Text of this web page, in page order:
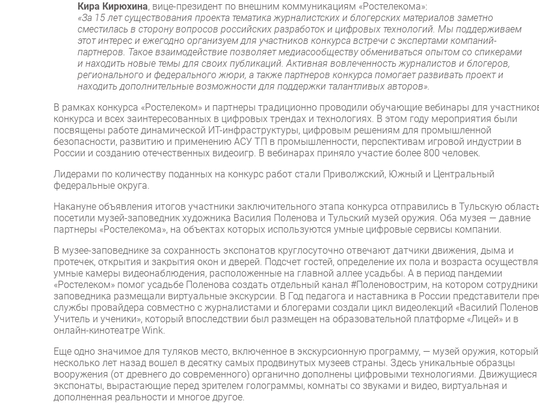
Кира Кирюхина, вице-президент по внешним коммуникациям «Ростелекома»:
«За 15 лет существования проекта тематика журналистских и блогерских материалов заметно
сместилась в сторону вопросов российских разработок и цифровых технологий. Мы поддерживаем
этот интерес и ежегодно организуем для участников конкурса встречи с экспертами компаний-
партнеров. Такое взаимодействие позволяет медиасообществу обмениваться опытом со спикерами
и находить новые темы для своих публикаций. Активная вовлеченность журналистов и блогеров,
регионального и федерального жюри, а также партнеров конкурса помогает развивать проект и
находить дополнительные возможности для поддержки талантливых авторов».
В рамках конкурса «Ростелеком» и партнеры традиционно проводили обучающие вебинары для
конкурса и всех заинтересованных в цифровых трендах и технологиях. В этом году мероприятия были
посвящены работе динамической ИТ-инфраструктуры, цифровым решениям для промышленной
безопасности, развитию и применению АСУ ТП в промышленности, перспективам игровой индустрии в
России и созданию отечественных видеоигр. В вебинарах приняло участие более 800 человек.
Лидерами по количеству поданных на конкурс работ стали Приволжский, Южный и Центральный
федеральные округа.
Накануне объявления итогов участники заключительного этапа конкурса отправились в Тульскую
посетили музей-заповедник художника Василия Поленова и Тульский музей оружия. Оба музея — давние
партнеры «Ростелекома», на объектах которых используются умные цифровые сервисы компании.
В музее-заповеднике за сохранность экспонатов круглосуточно отвечают датчики движения, дыма и
протечек, открытия и закрытия окон и дверей. Подсчет гостей, определение их пола и возраста
умные камеры видеонаблюдения, расположенные на главной аллее усадьбы. А в период пандемии
«Ростелеком» помог усадьбе Поленова создать отдельный канал #Поленовострим, на котором сотрудники
заповедника размещали виртуальные экскурсии. В Год педагога и наставника в России представители
службы провайдера совместно с журналистами и блогерами создали цикл видеолекций «Василий
Учитель и ученики», который впоследствии был размещен на образовательной платформе «Лицей» и в
онлайн-кинотеатре Wink.
Еще одно значимое для туляков место, включенное в экскурсионную программу, — музей оружия, который
несколько лет назад вошел в десятку самых продвинутых музеев страны. Здесь уникальные образцы
вооружения (от древнего до современного) органично дополнены цифровыми технологиями. Движущиеся
экспонаты, вырастающие перед зрителем голограммы, комнаты со звуками и видео, виртуальная и
дополненная реальности и многое другое.